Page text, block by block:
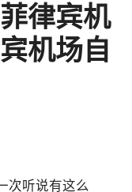
律宾机
机场自
次听说有这么